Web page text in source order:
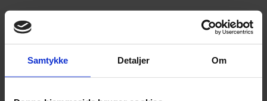
Samtykke Detaljer Om